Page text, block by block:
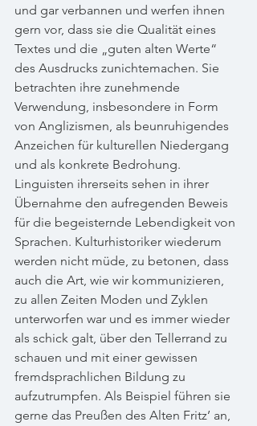
und gar verbannen und werfen ihnen
gern vor, dass sie die Qualität eines
Textes und die „guten alten Werte“
des Ausdrucks zunichtemachen. Sie
betrachten ihre zunehmende
Verwendung, insbesondere in Form
von Anglizismen, als beunruhigendes
Anzeichen für kulturellen Niedergang
und als konkrete Bedrohung.
Linguisten ihrerseits sehen in ihrer
Übernahme den aufregenden Beweis
für die begeisternde Lebendigkeit von
Sprachen. Kulturhistoriker wiederum
werden nicht müde, zu betonen, dass
auch die Art, wie wir kommunizieren,
zu allen Zeiten Moden und Zyklen
unterworfen war und es immer wieder
als schick galt, über den Tellerrand zu
schauen und mit einer gewissen
fremdsprachlichen Bildung zu
aufzutrumpfen. Als Beispiel führen sie
gerne das Preußen des Alten Fritz’ an,